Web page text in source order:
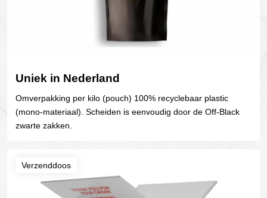
Uniek in Nederland
Omverpakking per kilo (pouch) 100% recyclebaar plastic
(mono-materiaal). Scheiden is eenvoudig door de Off-Black
zwarte zakken.
Verzenddoos